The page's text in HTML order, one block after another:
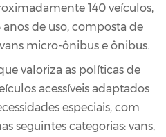
140 veículos,
de uso, composta de
micro-ônibus e ônibus.
valoriza as políticas de
acessíveis adaptados
especiais, com
seguintes categorias: vans,